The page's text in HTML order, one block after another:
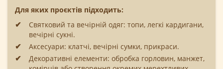
Для яких проєктів підходить:
Святковий та вечірній одяг: топи, легкі кардигани,
вечірні сукні.
Аксесуари: клатчі, вечірні сумки, прикраси.
Декоративні елементи: обробка горловин, манжет,